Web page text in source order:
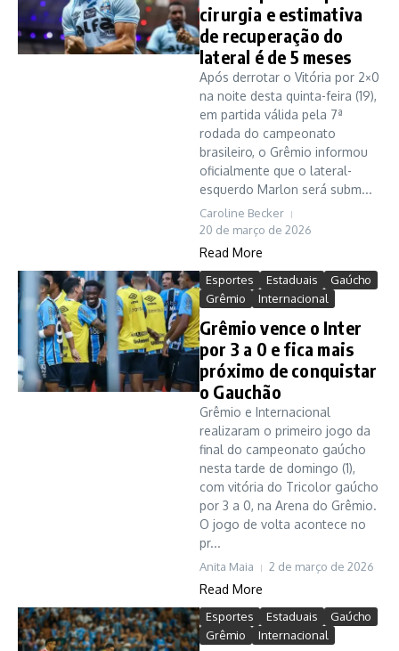
cirurgia e estimativa
de recuperação do
lateral é de 5 meses
Após derrotar o Vitória por 2×0
na noite desta quinta-feira (19),
em partida válida pela 7ª
rodada do campeonato
brasileiro, o Grêmio informou
oficialmente que o lateral-
esquerdo Marlon será subm...
Caroline Becker
20 de março de 2026
Read More
Esportes Estaduais
Gaúcho
Grêmio
Internacional
Grêmio vence o Inter
por 3 a 0 e fica mais
próximo de conquistar
o Gauchão
Grêmio e Internacional
realizaram o primeiro jogo da
final do campeonato gaúcho
nesta tarde de domingo (1),
com vitória do Tricolor gaúcho
por 3 a 0, na Arena do Grêmio.
O jogo de volta acontece no
pr...
Anita Maia 2 de março de 2026
Read More
Esportes Estaduais
Gaúcho
Grêmio
Internacional